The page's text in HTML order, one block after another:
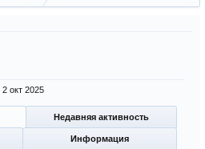
2 окт 2025
Недавняя активность
Информация